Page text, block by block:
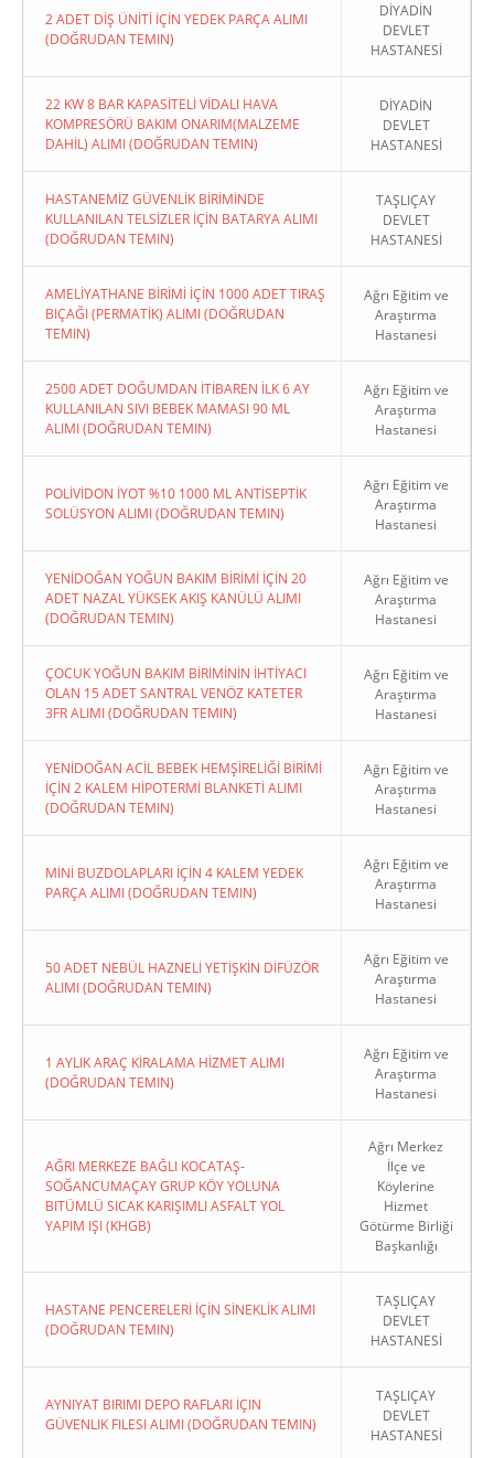
2 ADET DİŞ ÜNİTİ İÇİN YEDEK PARÇA ALIMI
(DOĞRUDAN TEMIN)
DİYADİN
DEVLET
HASTANESİ
22 KW 8 BAR KAPASİTELİ VİDALI HAVA
KOMPRESÖRÜ BAKIM ONARIM(MALZEME
DAHİL) ALIMI (DOĞRUDAN TEMIN)
DİYADİN
DEVLET
HASTANESİ
HASTANEMİZ GÜVENLİK BİRİMİNDE
KULLANILAN TELSİZLER İÇİN BATARYA ALIMI
(DOĞRUDAN TEMIN)
TAŞLIÇAY
DEVLET
HASTANESİ
AMELİYATHANE BİRİMİ İÇİN 1000 ADET TIRAŞ
BIÇAĞI (PERMATİK) ALIMI (DOĞRUDAN
TEMIN)
Ağrı Eğitim ve
Araştırma
Hastanesi
2500 ADET DOĞUMDAN İTİBAREN İLK 6 AY
KULLANILAN SIVI BEBEK MAMASI 90 ML
ALIMI (DOĞRUDAN TEMIN)
Ağrı Eğitim ve
Araştırma
Hastanesi
POLİVİDON İYOT %10 1000 ML ANTİSEPTİK
SOLÜSYON ALIMI (DOĞRUDAN TEMIN)
Ağrı Eğitim ve
Araştırma
Hastanesi
YENİDOĞAN YOĞUN BAKIM BİRİMİ İÇİN 20
ADET NAZAL YÜKSEK AKIŞ KANÜLÜ ALIMI
(DOĞRUDAN TEMIN)
Ağrı Eğitim ve
Araştırma
Hastanesi
ÇOCUK YOĞUN BAKIM BİRİMİNİN İHTİYACI
OLAN 15 ADET SANTRAL VENÖZ KATETER
3FR ALIMI (DOĞRUDAN TEMIN)
Ağrı Eğitim ve
Araştırma
Hastanesi
YENİDOĞAN ACİL BEBEK HEMŞİRELİĞİ BİRİMİ
İÇİN 2 KALEM HİPOTERMİ BLANKETİ ALIMI
(DOĞRUDAN TEMIN)
Ağrı Eğitim ve
Araştırma
Hastanesi
MİNİ BUZDOLAPLARI İÇİN 4 KALEM YEDEK
PARÇA ALIMI (DOĞRUDAN TEMIN)
Ağrı Eğitim ve
Araştırma
Hastanesi
50 ADET NEBÜL HAZNELİ YETİŞKİN DİFÜZÖR
ALIMI (DOĞRUDAN TEMIN)
Ağrı Eğitim ve
Araştırma
Hastanesi
1 AYLIK ARAÇ KİRALAMA HİZMET ALIMI
(DOĞRUDAN TEMIN)
Ağrı Eğitim ve
Araştırma
Hastanesi
AĞRI MERKEZE BAĞLI KOCATAŞ-
SOĞANCUMAÇAY GRUP KÖY YOLUNA
BITÜMLÜ SICAK KARIŞIMLI ASFALT YOL
YAPIM IŞI (KHGB)
Ağrı Merkez
İlçe ve
Köylerine
Hizmet
Götürme Birliği
Başkanlığı
HASTANE PENCERELERİ İÇİN SİNEKLİK ALIMI
(DOĞRUDAN TEMIN)
TAŞLIÇAY
DEVLET
HASTANESİ
AYNIYAT BIRIMI DEPO RAFLARI İÇIN
GÜVENLIK FILESI ALIMI (DOĞRUDAN TEMIN)
TAŞLIÇAY
DEVLET
HASTANESİ